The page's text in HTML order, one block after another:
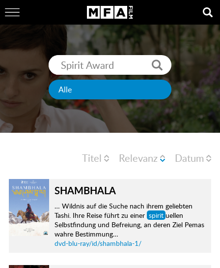
Titel Relevanz Datum
SHAMBHALA
… Wildnis auf die Suche nach ihrem geliebten
Tashi. Ihre Reise führt zu einer spirit uellen
Selbstfindung und Befreiung, an deren Ziel Pemas
wahre Bestimmung…
dvd-blu-ray/id/shambhala-1/